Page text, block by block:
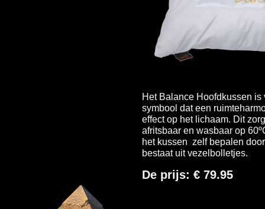
Het Balance Hoofdkussen
symbool dat een
effect op het lichaam. Dit
afritsbaar en wasbaar op
het kussen zelf bepalen
bestaat uit vezelbolletjes.
De prijs: € 79.95